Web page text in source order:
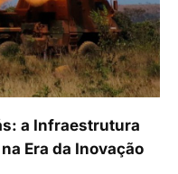
a Infraestrutura
Era da Inovação